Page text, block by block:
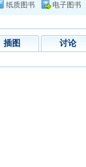
纸质图书 电子图书
插图 讨论